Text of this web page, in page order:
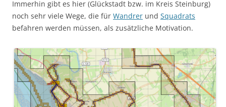
Immerhin gibt es hier (Glückstadt bzw. im Kreis Steinburg)
noch sehr viele Wege, die für Wandrer und Squadrats
befahren werden müssen, als zusätzliche Motivation.